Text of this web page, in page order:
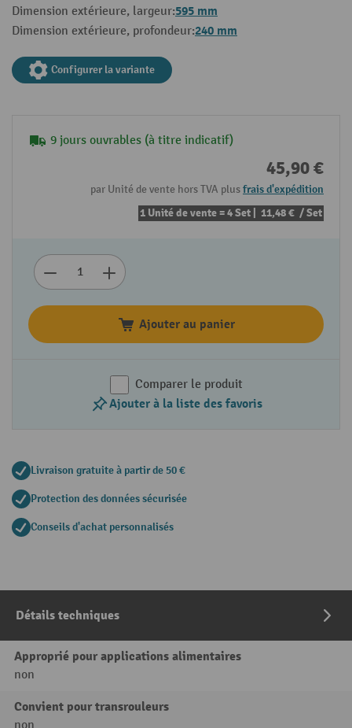
Dimension extérieure, largeur:595 mm
Dimension extérieure, profondeur:240 mm
Configurer la variante
9 jours ouvrables (à titre indicatif)
45,90 €
par Unité de vente hors TVA plusfrais d'expédition
1 Unité de vente = 4 Set | 11,48 € / Set
Ajouter au panier
Comparer le produit
Ajouter à la liste des favoris
Livraison gratuite à partir de 50 €
Protection des données sécurisée
Conseils d'achat personnalisés
Détails techniques
Approprié pour applications alimentaires
non
Convient pour transrouleurs